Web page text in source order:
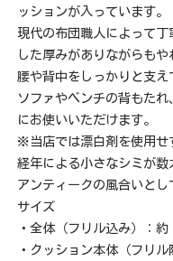
ッションが入っています。
現代の布団職人によって
した厚みがありながらもや
腰や背中をしっかりと支え
ソファやベンチの背もた
にお使いいただけます。
※当店では漂白剤を使用せ
経年による小さなシミが数
アンティークの風合いとし
サイズ
・全体（フリル込み）：
・クッション本体（フリ